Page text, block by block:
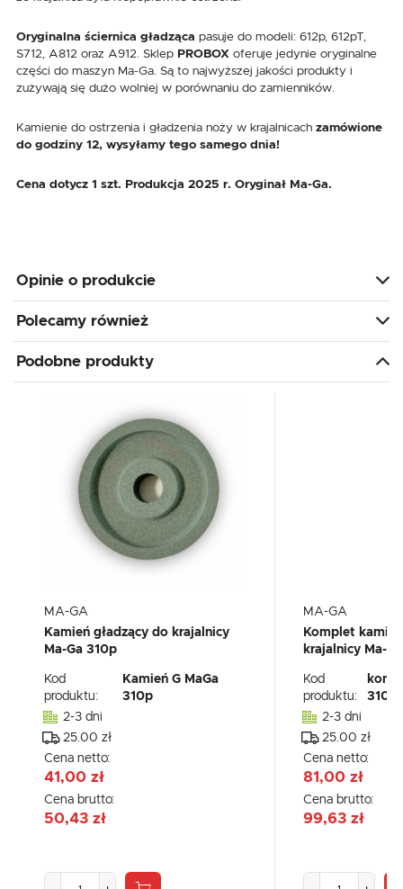
Oryginalna ściernica gładząca pasuje do modeli: 612p, 612pT,
S712, A812 oraz A912. Sklep PROBOX oferuje jedynie oryginalne
części do maszyn Ma-Ga. Są to najwyższej jakości produkty i
zużywają się dużo wolniej w porównaniu do zamienników.
Kamienie do ostrzenia i gładzenia noży w krajalnicach zamówione
do godziny 12, wysyłamy tego samego dnia!
Cena dotycz 1 szt. Produkcja 2025 r. Oryginał Ma-Ga.
Opinie o produkcie
Polecamy również
Podobne produkty
MA-GA
Kamień gładzący do krajalnicy
Ma-Ga 310p
Kod
produktu:
Kamień G MaGa
310p
2-3 dni
25.00 zł
Cena netto:
41,00 zł
Cena brutto:
50,43 zł
MA-GA
Komplet
krajalnicy Ma-
Kod
produktu:
2-3 dni
25.00 zł
Cena netto:
81,00 zł
Cena brutto:
99,63 zł